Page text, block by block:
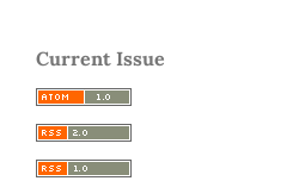
Current Issue